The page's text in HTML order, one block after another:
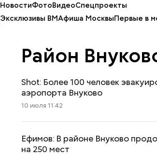
НовостиФотоВидеоСпецпроекты
Эксклюзивы ВМАфиша МосквыПервые в
Район
Shot: Более 100 человек
аэропорта Внуково
10 июля 11:42
Ефимов: В районе Внуково
на 250 мест